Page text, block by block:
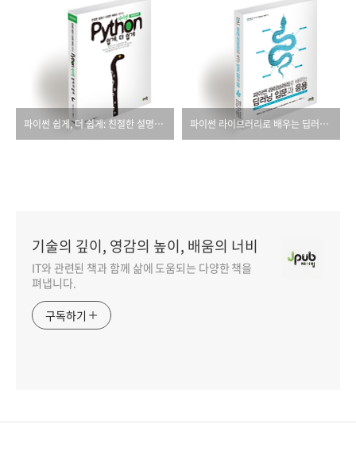
파이썬 쉽게, 더 쉽게: 친절한 설명과 다양한 예제로 배우는(개정증보판) 파이썬 라이브러리로 배우는 딥러닝 입문과 응용
기술의 깊이, 영감의 높이, 배움의 너비
IT와 관련된 책과 함께 삶에 도움되는 다양한 책을
펴냅니다.
구독하기